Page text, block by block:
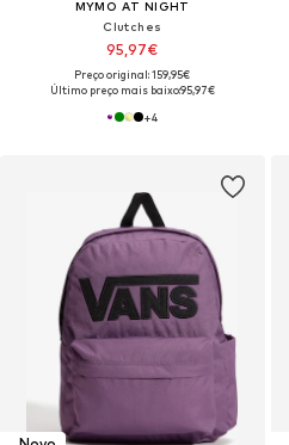
MYMO AT NIGHT
Clutches
95,97€
Preço original: 159,95€
Último preço mais baixo:95,97€
+4